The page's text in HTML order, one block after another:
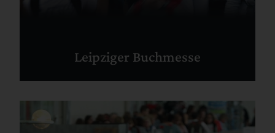
Leipziger Buchmesse